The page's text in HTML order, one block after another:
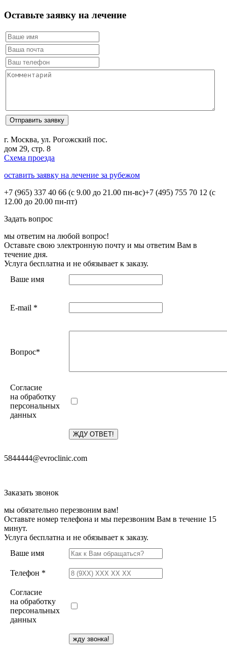
Оставьте заявку на лечение
г. Москва, ул. Рогожский пос.
дом 29, стр. 8
Схема проезда
оставить заявку на лечение за рубежом
+7 (965) 337 40 66 (с 9.00 до 21.00 пн-вс)+7 (495) 755 70 12 (с
12.00 до 20.00 пн-пт)
Задать вопрос
мы ответим на любой вопрос!
Оставьте свою электронную почту и мы ответим Вам в
течение дня.
Услуга бесплатна и не обязывает к заказу.
Ваше имя
E-mail *
Вопрос*
Согласие
на обработку
персональных
данных
5844444@evroclinic.com
Заказать звонок
мы обязательно перезвоним вам!
Оставьте номер телефона и мы перезвоним Вам в течение 15
минут.
Услуга бесплатна и не обязывает к заказу.
Ваше имя
Телефон *
Согласие
на обработку
персональных
данных